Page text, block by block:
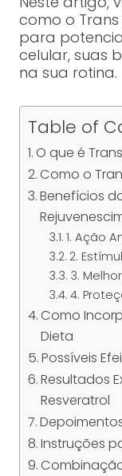
como o
para
celular, suas
na sua rotina.
Table of
O que é
Como o
Benefícios
1. Ação
2.
3.
4.
Como
Dieta
Possíveis
Resultados
Resveratrol
Instruções